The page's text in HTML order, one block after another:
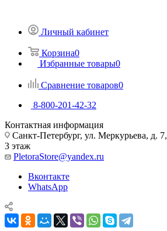
Личный кабинет
Корзина0
Избранные товары0
Сравнение товаров0
8-800-201-42-32
Контактная информация
Санкт-Петербург, ул. Меркурьева, д. 7,
3 этаж
PletoraStore@yandex.ru
Вконтакте
WhatsApp